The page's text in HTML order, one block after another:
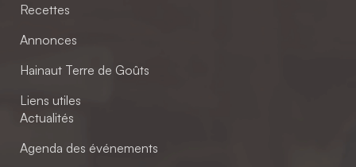
Recettes
Annonces
Hainaut Terre de Goûts
Liens utiles
Actualités
Agenda des événements